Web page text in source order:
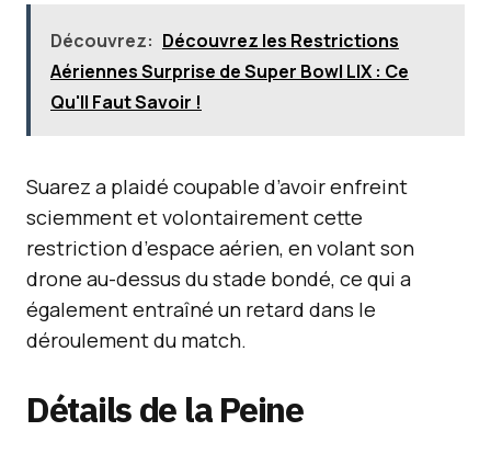
Découvrez: Découvrez les Restrictions
Aériennes Surprise de Super Bowl LIX : Ce
Qu'Il Faut Savoir !
Suarez a plaidé coupable d’avoir enfreint
sciemment et volontairement cette
restriction d’espace aérien, en volant son
drone au-dessus du stade bondé, ce qui a
également entraîné un retard dans le
déroulement du match.
Détails de la Peine